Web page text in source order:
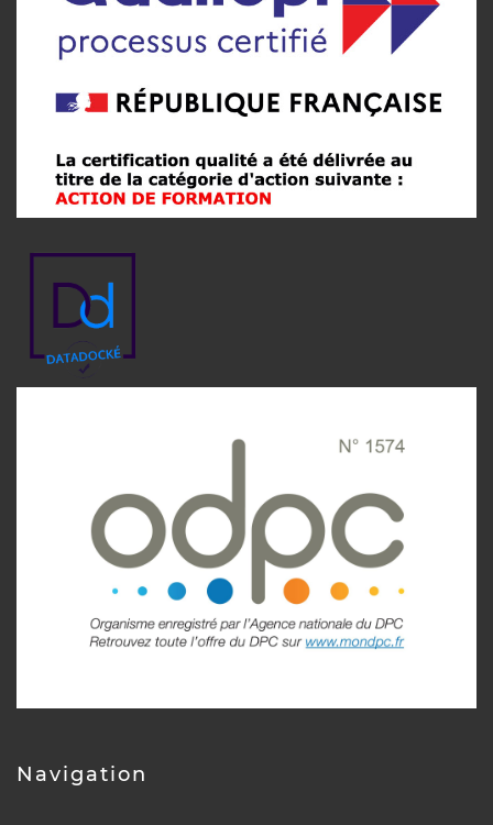
Navigation